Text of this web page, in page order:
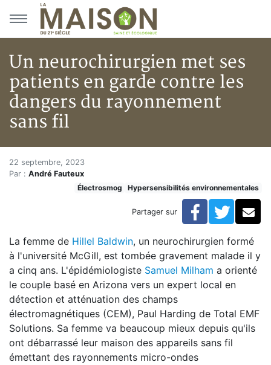
Aller au menu principal
Aller au contenu principal
Un neurochirurgien met ses
patients en garde contre les
dangers du rayonnement
sans fil
Accueil
Articles
Un neurochirurgien met ses patients en garde
Un neurochirurgien met ses
22 septembre, 2023
Par : André Fauteux
Électrosmog
Hypersensibilités environnementales
Partager sur Facebook
La femme de Hillel Baldwin, un neurochirurgien formé
à l'université McGill, est tombée gravement malade il y
a cinq ans. L'épidémiologiste Samuel Milham a orienté
le couple basé en Arizona vers un expert local en
détection et atténuation des champs
électromagnétiques (CEM), Paul Harding de Total EMF
Solutions. Sa femme va beaucoup mieux depuis qu'ils
ont débarrassé leur maison des appareils sans fil
émettant des rayonnements micro-ondes